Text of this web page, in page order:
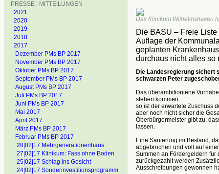
PRESSE | MITTEILUNGEN
2021
2020
2019
2018
2017
Dezember PMs BP 2017
November PMs BP 2017
Oktober PMs BP 2017
September PMs BP 2017
August PMs BP 2017
Juli PMs BP 2017
Juni PMs BP 2017
Mai 2017
April 2017
März PMs BP 2017
Februar PMs BP 2017
28|02|17 Mehrgenerationenhaus
27|02|17 Klinikum: Fass ohne Boden
25|02|17 Schlag ins Gesicht
24|02|17 Sonderinvestitionsprogramm
Das Klinikum Wilhelmshaven
Die BASU – Freie
Auflage der
geplanten
durchaus nicht alles so
Die Landesregierung sichert
schwarzen Peter
Das überambitionierte
stehen kommen:
so ist der erwartete Zuschuss
aber noch nicht sicher die
Oberbürgermeister gibt zu,
lassen.
Eine Sanierung im Bestand,
abgebrochen und voll auf
Summen an Fördergeldern
zurückgezahlt werden
Ausschreibungen gewonnen